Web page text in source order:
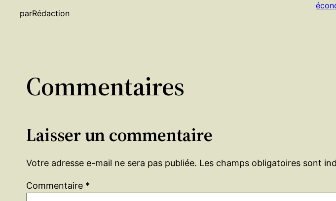
parRédaction
Commentaires
Laisser un commentaire
Votre adresse e-mail ne sera pas publiée. Les champs obligatoires sont
Commentaire *